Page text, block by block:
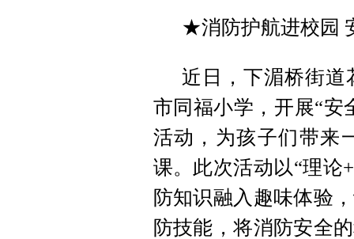
★消防护航进校园
近日，下湄桥街道
市同福小学，开展“安
活动，为孩子们带来
课。此次活动以“理论
防知识融入趣味体验
防技能，将消防安全